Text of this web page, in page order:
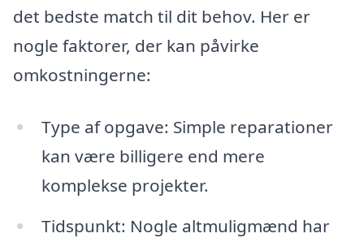
det bedste match til dit behov. Her er
nogle faktorer, der kan påvirke
omkostningerne:
Type af opgave: Simple reparationer
kan være billigere end mere
komplekse projekter.
Tidspunkt: Nogle altmuligmænd har